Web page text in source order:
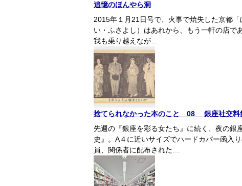
追憶のほんやら洞
2015年１月21日号で、火事で焼失した京都
い・ふさよし）はあれから、もう一軒の店で
我も乗り越えなが…
捨てられなかった本のこと 08 銀座社交料
先週の『銀座を彩る女たち』に続く、夜の銀
史』。A４に近いサイズでハードカバー函入
員、関係者に配布された…